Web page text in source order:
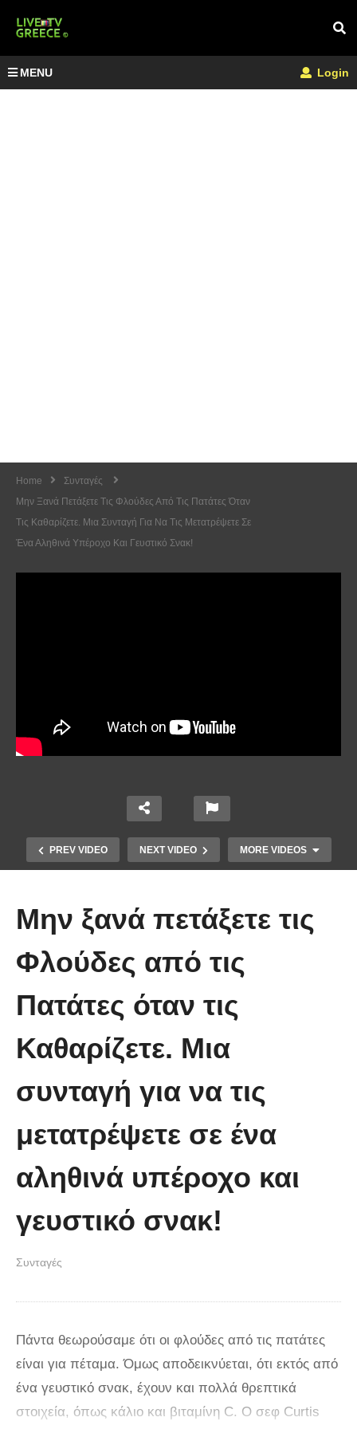
MENU Login
Home
Συνταγές
Μην Ξανά Πετάξετε Τις Φλούδες Από Τις Πατάτες Όταν
Τις Καθαρίζετε. Μια Συνταγή Για Να Τις Μετατρέψετε Σε
Ένα Αληθινά Υπέροχο Και Γευστικό Σνακ!
PREV VIDEO NEXT VIDEO MORE VIDEOS
Υγιεινό γλυκό ψυγείου χωρίς
υλικά, έτοιμο σε λίγα λεπτά
Μην ξανά πετάξετε τις
Φλούδες από τις
Πατάτες όταν τις
Καθαρίζετε. Μια
συνταγή για να τις
μετατρέψετε σε ένα
αληθινά υπέροχο και
γευστικό σνακ!
Συνταγές
Πάντα θεωρούσαμε ότι οι φλούδες από τις πατάτες
είναι για πέταμα. Όμως αποδεικνύεται, ότι εκτός από
ένα γευστικό σνακ, έχουν και πολλά θρεπτικά
στοιχεία, όπως κάλιο και βιταμίνη C. Ο σεφ Curtis